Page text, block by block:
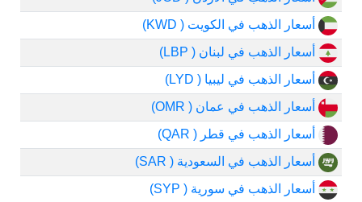
أسعار الذهب في الكويت ( KWD)
أسعار الذهب في لبنان ( LBP)
أسعار الذهب في ليبيا ( LYD)
أسعار الذهب في عمان ( OMR)
أسعار الذهب في قطر ( QAR)
أسعار الذهب في السعودية ( SAR)
أسعار الذهب في سورية ( SYP)